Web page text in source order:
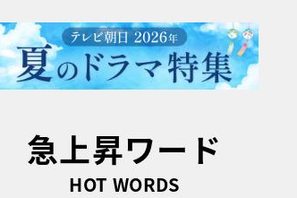
急上昇ワード
HOT WORDS